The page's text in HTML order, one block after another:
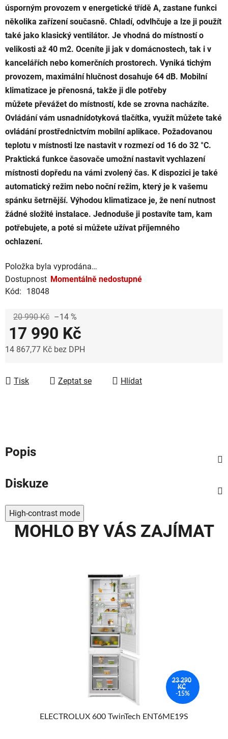
úsporným provozem v energetické třídě A, zastane funkci
několika zařízení současně. Chladí, odvlhčuje a lze ji použít
také jako klasický ventilátor. Je vhodná do místností o
velikosti až 40 m2. Oceníte ji jak v domácnostech, tak i v
kancelářích nebo komerčních prostorech. Vyniká tichým
provozem, maximální hlučnost dosahuje 64 dB. Mobilní
klimatizace je přenosná, takže ji dle potřeby
můžete převážet do místností, kde se zrovna nacházíte.
Ovládání vám usnadnídotyková tlačítka, využít můžete také
ovládání prostřednictvím mobilní aplikace. Požadovanou
teplotu v místnosti lze nastavit v rozmezí od 16 do 32 °C.
Praktická funkce časovače umožní nastavit vychlazení
místnosti dopředu na vámi zvolený čas. K dispozici je také
automatický režim nebo noční režim, který je k vašemu
spánku šetrnější. Výhodou klimatizace je, že není nutnost
žádné složité instalace. Jednoduše ji postavíte tam, kam
potřebujete, a poté si můžete užívat příjemného
ochlazení.
Položka byla vyprodána…
Dostupnost Momentálně nedostupné
Kód:
18048
20 990 Kč –14 %
17 990 Kč
14 867,77 Kč bez DPH
Tisk
Zeptat se Hlídat
Popis
Diskuze
High-contrast mode
MOHLO BY VÁS ZAJÍMAT
23 290
KČ
-15%
ELECTROLUX 600 TwinTech ENT6ME19S